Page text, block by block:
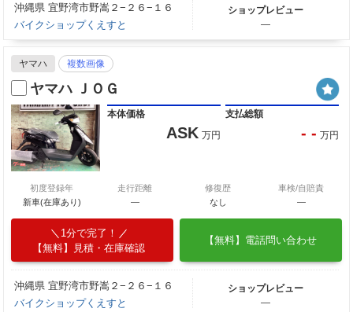
沖縄県 宜野湾市野嵩２−２６−１６
バイクショップくえすと
ショップレビュー
―
ヤマハ 複数画像
ヤマハ ＪＯＧ
本体価格
ASK 万円
支払総額
- - 万円
初度登録年
新車(在庫あり)
走行距離
―
修復歴
なし
車検/自賠責
―
1分で完了！
【無料】見積・在庫確認
【無料】電話問い合わせ
沖縄県 宜野湾市野嵩２−２６−１６
バイクショップくえすと
ショップレビュー
―